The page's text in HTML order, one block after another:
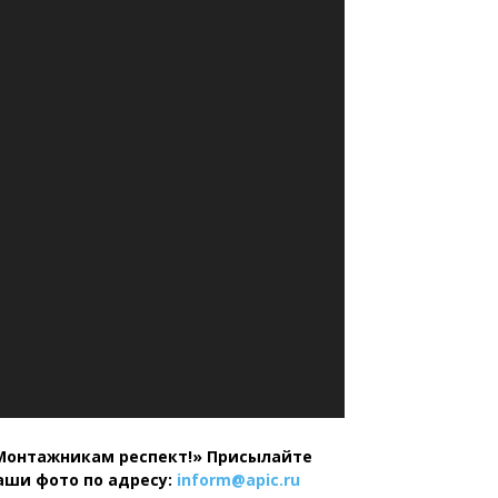
респект!» Присылайте
фото по адресу: inform@apic.ru